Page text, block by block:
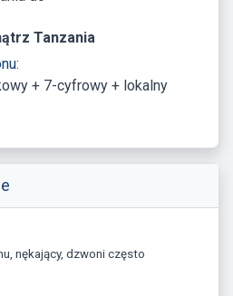
Tanzania
+ 7-cyfrowy + lokalny
nękający, dzwoni często